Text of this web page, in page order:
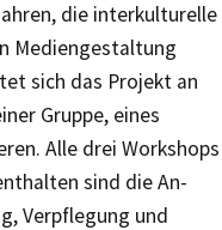
die interkulturelle
Mediengestaltung
sich das Projekt an
Gruppe, eines
Alle drei Workshops
sind die An-
Verpflegung und